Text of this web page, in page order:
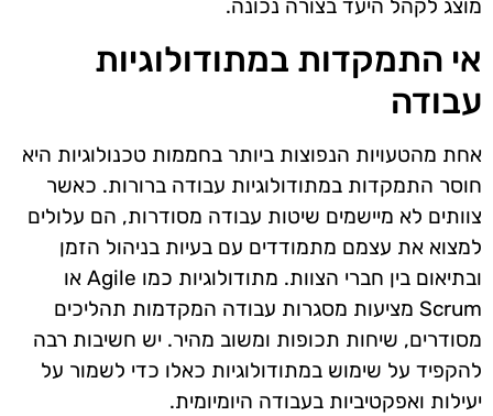
מוצג לקהל היעד בצורה נכונה.
אי התמקדות במתודולוגיות
עבודה
אחת מהטעויות הנפוצות ביותר בחממות טכנולוגיות היא
חוסר התמקדות במתודולוגיות עבודה ברורות. כאשר
צוותים לא מיישמים שיטות עבודה מסודרות, הם עלולים
למצוא את עצמם מתמודדים עם בעיות בניהול הזמן
ובתיאום בין חברי הצוות. מתודולוגיות כמו Agile או
Scrum מציעות מסגרות עבודה המקדמות תהליכים
מסודרים, שיחות תכופות ומשוב מהיר. יש חשיבות רבה
להקפיד על שימוש במתודולוגיות כאלו כדי לשמור על
יעילות ואפקטיביות בעבודה היומיומית.